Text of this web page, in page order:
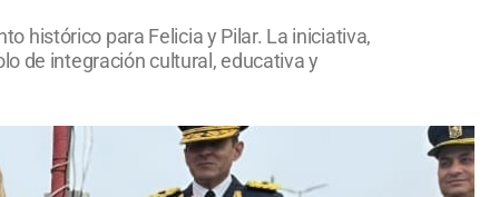
histórico para Felicia y Pilar. La iniciativa,
de integración cultural, educativa y